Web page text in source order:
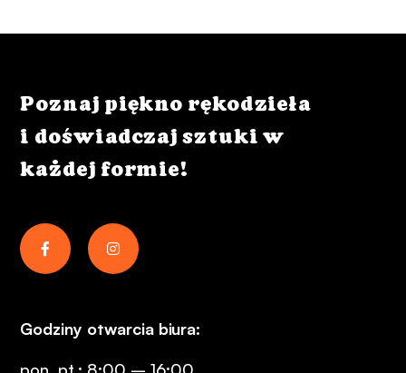
Poznaj piękno rękodzieła
i doświadczaj sztuki w
każdej formie!
Godziny otwarcia biura: